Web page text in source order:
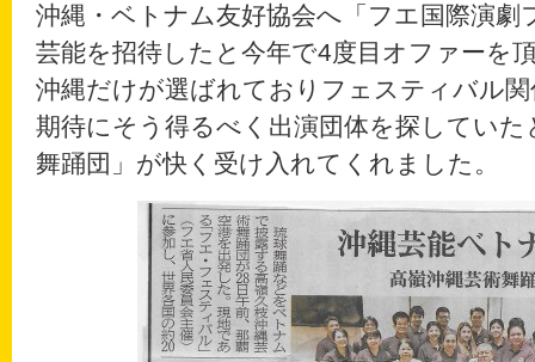
沖縄・ベトナム友好協会へ「フエ国際演
芸能を招待したと今年で4度目オファーを
沖縄だけが選ばれておりフェスティバル
期待にそう得るべく出演団体を探していた
舞踊団」が快く受け入れてくれました。